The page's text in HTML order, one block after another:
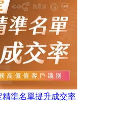
準名單提升成交率